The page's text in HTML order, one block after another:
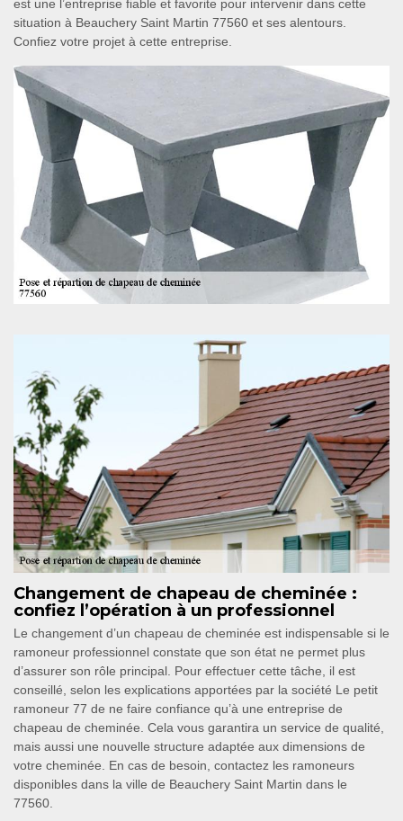
est une l’entreprise fiable et favorite pour intervenir dans cette
situation à Beauchery Saint Martin 77560 et ses alentours.
Confiez votre projet à cette entreprise.
Changement de chapeau de cheminée :
confiez l’opération à un professionnel
Le changement d’un chapeau de cheminée est indispensable si le
ramoneur professionnel constate que son état ne permet plus
d’assurer son rôle principal. Pour effectuer cette tâche, il est
conseillé, selon les explications apportées par la société Le petit
ramoneur 77 de ne faire confiance qu’à une entreprise de
chapeau de cheminée. Cela vous garantira un service de qualité,
mais aussi une nouvelle structure adaptée aux dimensions de
votre cheminée. En cas de besoin, contactez les ramoneurs
disponibles dans la ville de Beauchery Saint Martin dans le
77560.